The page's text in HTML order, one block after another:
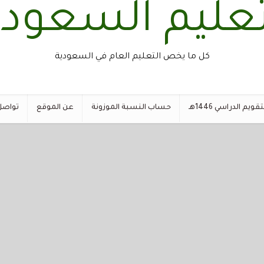
كل ما يخص التعليم العام في السعودية
الدراسي 1446هـ حساب النسبة الموزونة عن الموقع